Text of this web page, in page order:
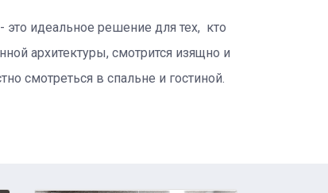
идеальное решение для тех, кто
архитектуры, смотрится изящно и
смотреться в спальне и гостиной.